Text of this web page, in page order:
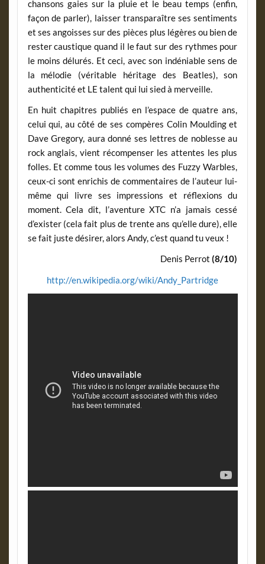
chansons gaies sur la pluie et le beau temps (enfin,
façon de parler), laisser transparaître ses sentiments
et ses angoisses sur des pièces plus légères ou bien de
rester caustique quand il le faut sur des rythmes pour
le moins délurés. Et ceci, avec son indéniable sens de
la mélodie (véritable héritage des Beatles), son
authenticité et LE talent qui lui sied à merveille.
En huit chapitres publiés en l’espace de quatre ans,
celui qui, au côté de ses compères Colin Moulding et
Dave Gregory, aura donné ses lettres de noblesse au
rock anglais, vient récompenser les attentes les plus
folles. Et comme tous les volumes des Fuzzy Warbles,
ceux-ci sont enrichis de commentaires de l’auteur lui-
même qui livre ses impressions et réflexions du
moment. Cela dit, l’aventure XTC n’a jamais cessé
d’exister (cela fait plus de trente ans qu’elle dure), elle
se fait juste désirer, alors Andy, c’est quand tu veux !
Denis Perrot(8/10)
http://en.wikipedia.org/wiki/Andy_Partridge